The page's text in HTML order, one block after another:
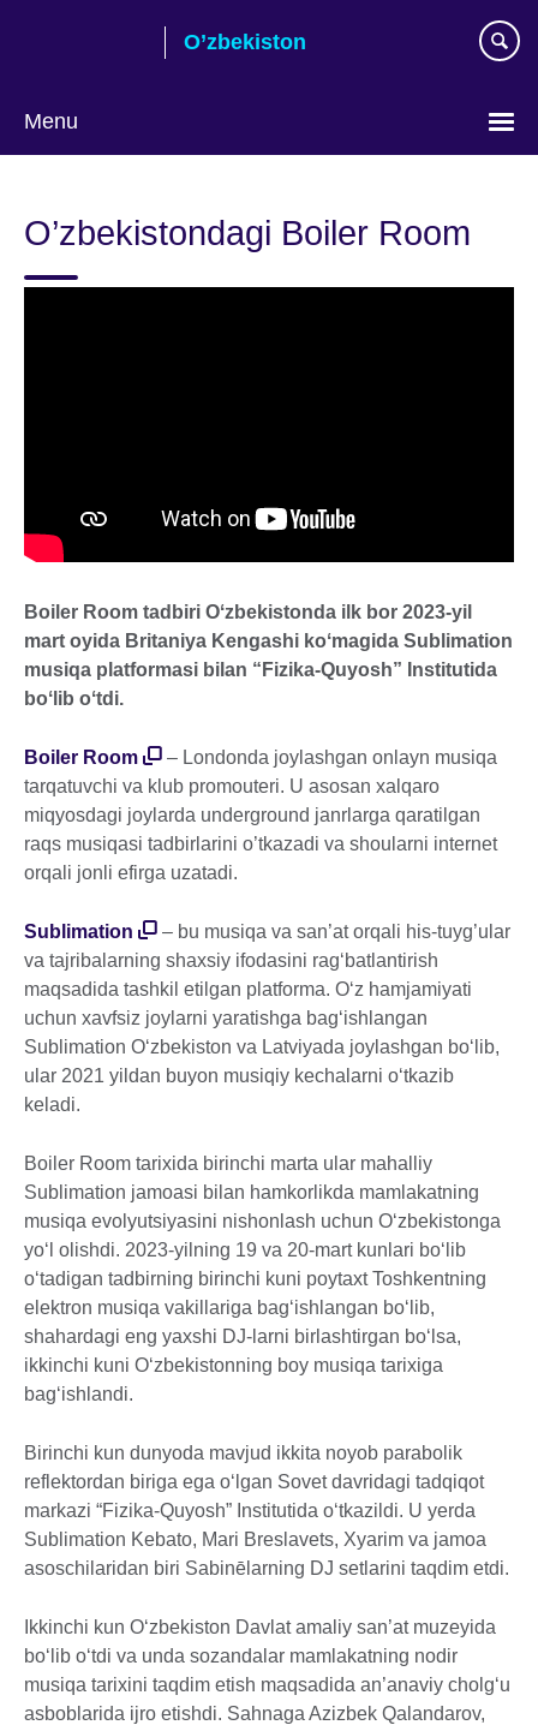
O’zbekiston
Menu
language
O’zbekistondagi Boiler Room
Boiler Room tadbiri Oʻzbekistonda ilk bor 2023-yil
mart oyida Britaniya Kengashi koʻmagida Sublimation
musiqa platformasi bilan “Fizika-Quyosh” Institutida
boʻlib oʻtdi.
Boiler Room
– Londonda joylashgan onlayn musiqa
tarqatuvchi va klub promouteri. U asosan xalqaro
miqyosdagi joylarda underground janrlarga qaratilgan
raqs musiqasi tadbirlarini o’tkazadi va shoularni internet
orqali jonli efirga uzatadi.
Sublimation
– bu musiqa va san’at orqali his-tuyg’ular
va tajribalarning shaxsiy ifodasini rag‘batlantirish
maqsadida tashkil etilgan platforma. O‘z hamjamiyati
uchun xavfsiz joylarni yaratishga bag‘ishlangan
Sublimation O‘zbekiston va Latviyada joylashgan bo‘lib,
ular 2021 yildan buyon musiqiy kechalarni o‘tkazib
keladi.
Boiler Room tarixida birinchi marta ular mahalliy
Sublimation jamoasi bilan hamkorlikda mamlakatning
musiqa evolyutsiyasini nishonlash uchun O‘zbekistonga
yo‘l olishdi. 2023-yilning 19 va 20-mart kunlari bo‘lib
o‘tadigan tadbirning birinchi kuni poytaxt Toshkentning
elektron musiqa vakillariga bag‘ishlangan bo‘lib,
shahardagi eng yaxshi DJ-larni birlashtirgan bo‘lsa,
ikkinchi kuni O‘zbekistonning boy musiqa tarixiga
bag‘ishlandi.
Birinchi kun dunyoda mavjud ikkita noyob parabolik
reflektordan biriga ega o‘lgan Sovet davridagi tadqiqot
markazi “Fizika-Quyosh” Institutida o‘tkazildi. U yerda
Sublimation Kebato, Mari Breslavets, Xyarim va jamoa
asoschilaridan biri Sabinēlarning DJ setlarini taqdim etdi.
Ikkinchi kun O‘zbekiston Davlat amaliy san’at muzeyida
bo‘lib o‘tdi va unda sozandalar mamlakatning nodir
musiqa tarixini taqdim etish maqsadida an’anaviy cholg‘u
asboblarida ijro etishdi. Sahnaga Azizbek Qalandarov,